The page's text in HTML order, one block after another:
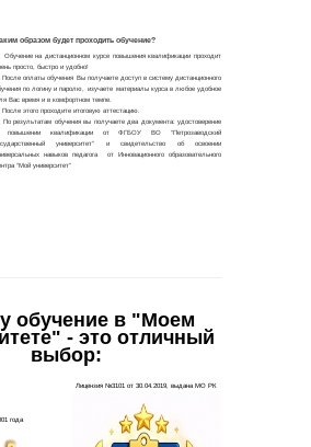
обучение в "Моем
- это отличный
выбор: